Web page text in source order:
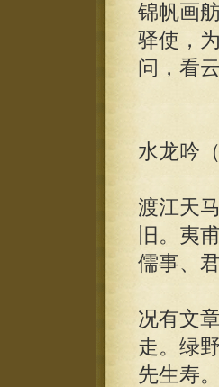
锦帆画
驿使，
问，看
水龙吟
渡江天
旧。夷
儒事、
况有文
走。绿
先生寿。